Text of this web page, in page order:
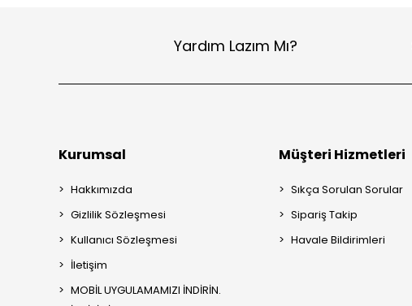
Yardım Lazım Mı?
Kurumsal
Hakkımızda
Gizlilik Sözleşmesi
Kullanıcı Sözleşmesi
İletişim
MOBİL UYGULAMAMIZI İNDİRİN.
Müşteri Hizmetleri
Sıkça Sorulan Sorular
Sipariş Takip
Havale Bildirimleri